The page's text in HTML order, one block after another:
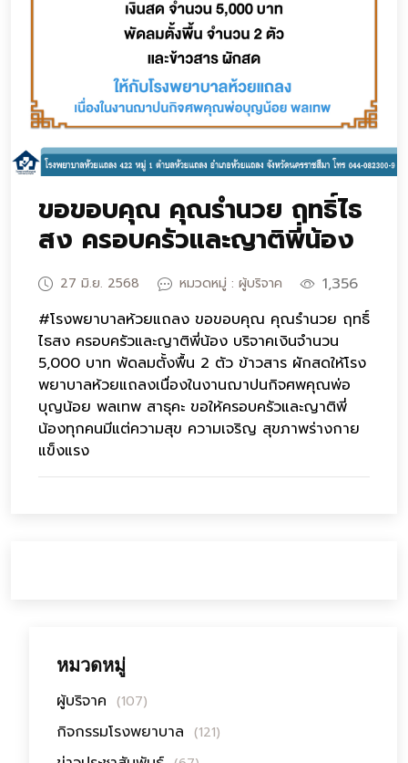
ขอขอบคุณ คุณรำนวย ฤทธิ์ไธ
สง ครอบครัวและญาติพี่น้อง
27 มิ.ย. 2568 หมวดหมู่ : ผู้บริจาค
1,356
#โรงพยาบาลห้วยแถลง ขอขอบคุณ คุณรำนวย ฤทธิ์
ไธสง ครอบครัวและญาติพี่น้อง บริจาคเงินจำนวน
5,000 บาท พัดลมตั้งพื้น 2 ตัว ข้าวสาร ผักสดให้โรง
พยาบาลห้วยแถลงเนื่องในงานฌาปนกิจศพคุณพ่อ
บุญน้อย พลเทพ สาธุคะ ขอให้ครอบครัวและญาติพี่
น้องทุกคนมีแต่ความสุข ความเจริญ สุขภาพร่างกาย
แข็งแรง
หมวดหมู่
ผู้บริจาค (107)
กิจกรรมโรงพยาบาล (121)